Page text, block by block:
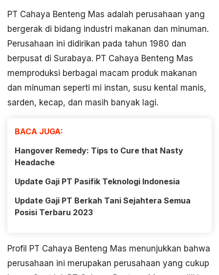
PT Cahaya Benteng Mas adalah perusahaan yang
bergerak di bidang industri makanan dan minuman.
Perusahaan ini didirikan pada tahun 1980 dan
berpusat di Surabaya. PT Cahaya Benteng Mas
memproduksi berbagai macam produk makanan
dan minuman seperti mi instan, susu kental manis,
sarden, kecap, dan masih banyak lagi.
BACA JUGA:
Hangover Remedy: Tips to Cure that Nasty
Headache
Update Gaji PT Pasifik Teknologi Indonesia
Update Gaji PT Berkah Tani Sejahtera Semua
Posisi Terbaru 2023
Profil PT Cahaya Benteng Mas menunjukkan bahwa
perusahaan ini merupakan perusahaan yang cukup